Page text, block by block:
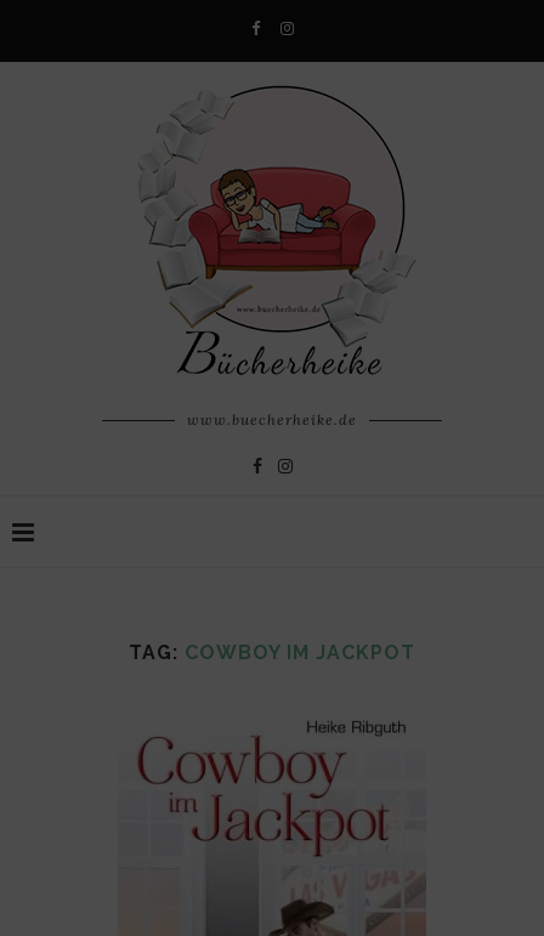
www.buecherheike.de
TAG: COWBOY IM JACKPOT